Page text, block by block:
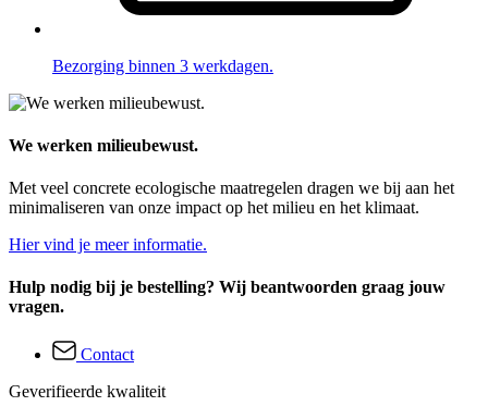
Bezorging binnen 3 werkdagen.
We werken milieubewust.
Met veel concrete ecologische maatregelen dragen we bij aan het
minimaliseren van onze impact op het milieu en het klimaat.
Hier vind je meer informatie.
Hulp nodig bij je bestelling? Wij beantwoorden graag jouw
vragen.
Contact
Geverifieerde kwaliteit